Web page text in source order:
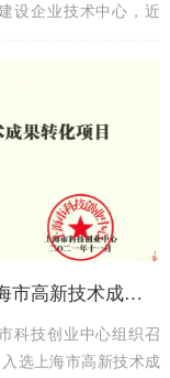
设企业技术中心，近
年（第32批）市级企
市企业技术中心” 认
【海积·动态】捷报频传！海积再获上海市高新技术成果转化“百佳”称号~
科技创业中心组织召
选上海市高新技术成